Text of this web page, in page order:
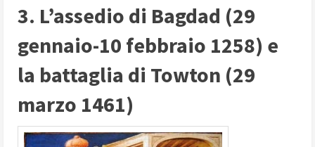
3. L’assedio di Bagdad (29
gennaio-10 febbraio 1258) e
la battaglia di Towton (29
marzo 1461)